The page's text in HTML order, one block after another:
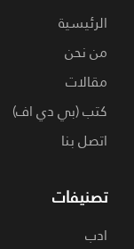
الرئيسية
من نحن
مقالات
كتب (بي دي اف)
اتصل بنا
تصنيفات
ادب